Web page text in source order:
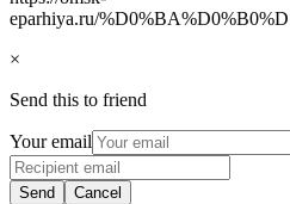
eparhiya.ru/
×
Send this to friend
Your email
Send Cancel